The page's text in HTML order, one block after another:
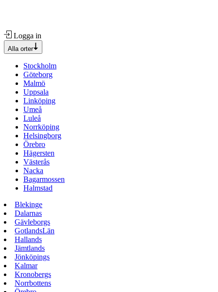
Logga in
Alla orter
Stockholm
Göteborg
Malmö
Uppsala
Linköping
Umeå
Luleå
Norrköping
Helsingborg
Örebro
Hägersten
Västerås
Nacka
Bagarmossen
Halmstad
Blekinge
Dalarnas
Gävleborgs
GotlandsLän
Hallands
Jämtlands
Jönköpings
Kalmar
Kronobergs
Norrbottens